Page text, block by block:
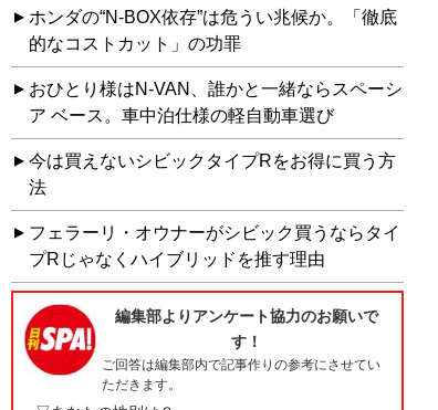
ホンダの“N-BOX依存”は危うい兆候か。「徹底
的なコストカット」の功罪
おひとり様はN-VAN、誰かと一緒ならスペーシ
ア ベース。車中泊仕様の軽自動車選び
今は買えないシビックタイプRをお得に買う方
法
フェラーリ・オウナーがシビック買うならタイ
プRじゃなくハイブリッドを推す理由